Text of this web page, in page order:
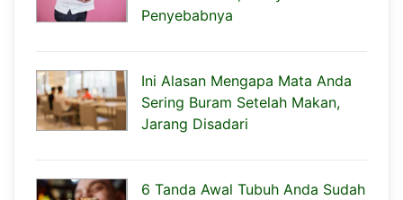
Penyebabnya
Ini Alasan Mengapa Mata Anda
Sering Buram Setelah Makan,
Jarang Disadari
6 Tanda Awal Tubuh Anda Sudah